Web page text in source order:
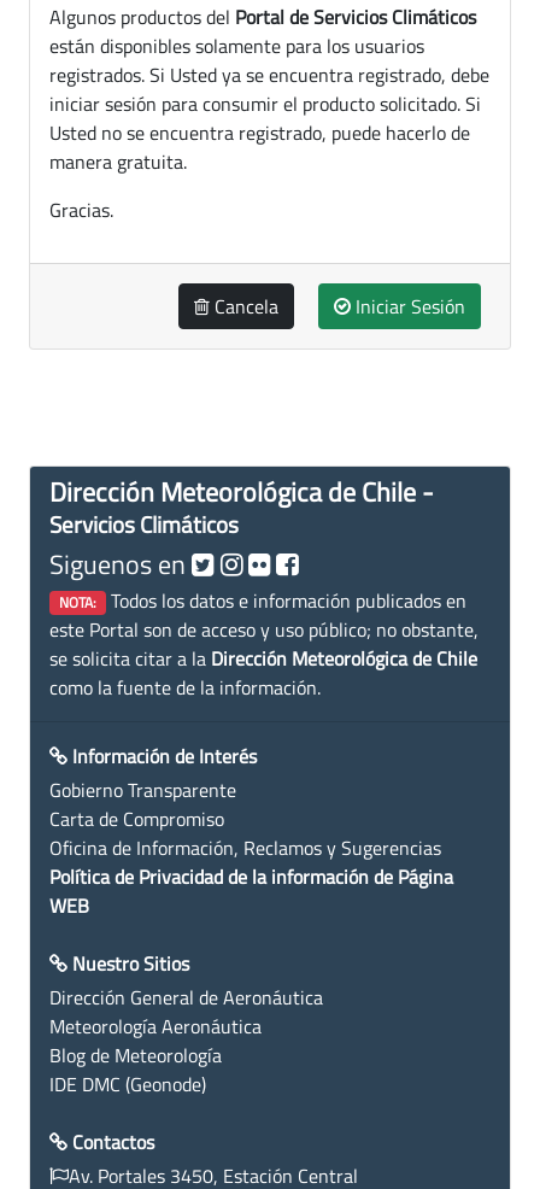
Algunos productos del Portal de Servicios Climáticos
están disponibles solamente para los usuarios
registrados. Si Usted ya se encuentra registrado, debe
iniciar sesión para consumir el producto solicitado. Si
Usted no se encuentra registrado, puede hacerlo de
manera gratuita.
Gracias.
Cancela Iniciar Sesión
Dirección Meteorológica de Chile -
Servicios Climáticos
Siguenos en
NOTA: Todos los datos e información publicados en
este Portal son de acceso y uso público; no obstante,
se solicita citar a la Dirección Meteorológica de Chile
como la fuente de la información.
Información de Interés
Gobierno Transparente
Carta de Compromiso
Oficina de Información, Reclamos y Sugerencias
Política de Privacidad de la información de Página
WEB
Nuestro Sitios
Dirección General de Aeronáutica
Meteorología Aeronáutica
Blog de Meteorología
IDE DMC (Geonode)
Contactos
Av. Portales 3450, Estación Central